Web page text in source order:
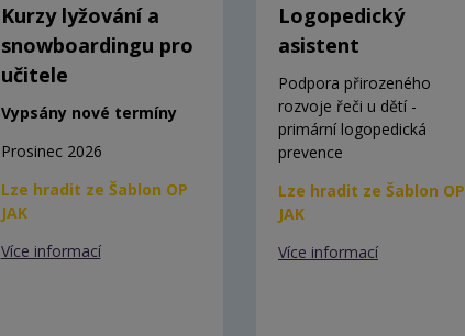
Kurzy lyžování a
snowboardingu pro
učitele
Vypsány nové termíny
Prosinec 2026
Lze hradit ze Šablon OP
JAK
Více informací
Logopedický
asistent
Podpora přirozeného
rozvoje řeči u dětí -
primární logopedická
prevence
Lze hradit ze Šablon OP
JAK
Více informací